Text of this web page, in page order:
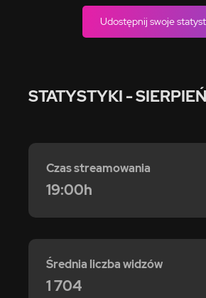
Udostępnij swoje
STATYSTYKI -
Czas streamowania
19:00h
Średnia liczba widzów
1 704